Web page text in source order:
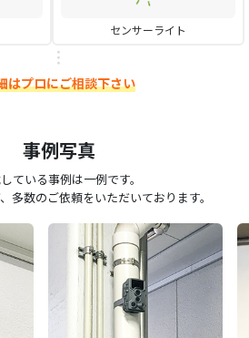
センサーライト
はプロにご相談下さい
事例写真
ている事例は一例です。
多数のご依頼をいただいております。